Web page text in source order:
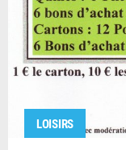
LOISIRS